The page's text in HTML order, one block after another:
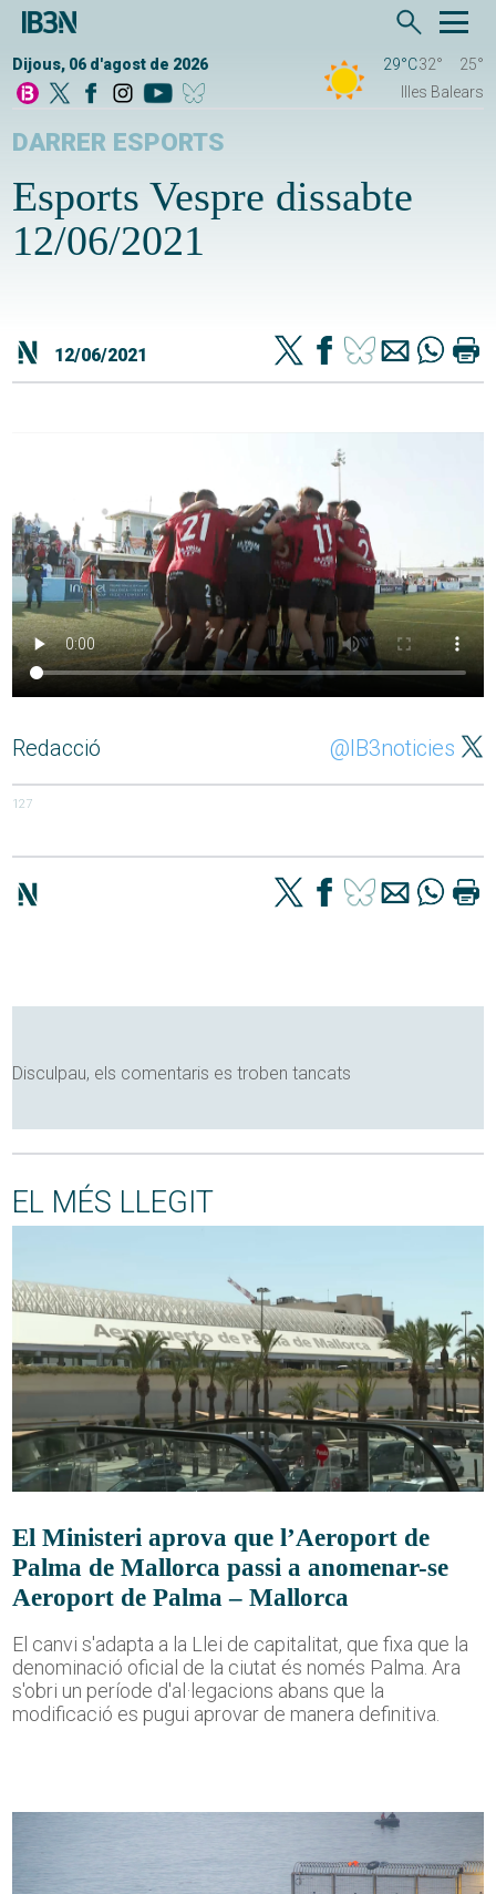
Dijous, 06 d'agost de 2026 29°C32°
25°
Illes Balears
DARRER ESPORTS
Esports Vespre dissabte
12/06/2021
12/06/2021
Redacció @IB3noticies
127
Disculpau, els comentaris es troben tancats
EL MÉS LLEGIT
El Ministeri aprova que l’Aeroport de
Palma de Mallorca passi a anomenar-se
Aeroport de Palma – Mallorca
El canvi s'adapta a la Llei de capitalitat, que fixa que la
denominació oficial de la ciutat és només Palma. Ara
s'obri un període d'al·legacions abans que la
modificació es pugui aprovar de manera definitiva.